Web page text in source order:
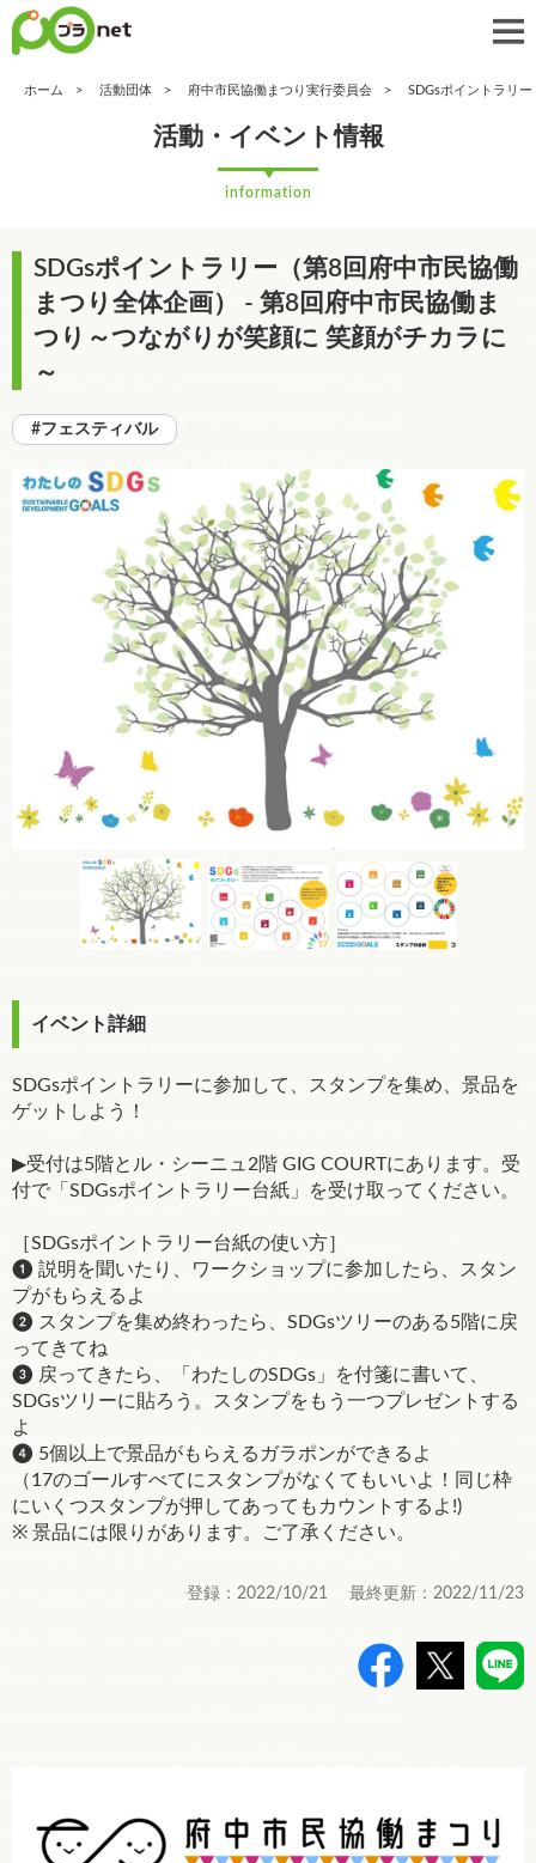
ホーム 活動団体 府中市民協働まつり実行委員会 SDGsポイントラリ
活動・イベント情報
information
SDGsポイントラリー（第8回府中市民協働
まつり全体企画） - 第8回府中市民協働ま
つり～つながりが笑顔に 笑顔がチカラに
～
#フェスティバル
イベント詳細
SDGsポイントラリーに参加して、スタンプを集め、景品を
ゲットしよう！
▶受付は5階とル・シーニュ2階 GIG COURTにあります。受
付で「SDGsポイントラリー台紙」を受け取ってください。
［SDGsポイントラリー台紙の使い方］
❶ 説明を聞いたり、ワークショップに参加したら、スタン
プがもらえるよ
❷ スタンプを集め終わったら、SDGsツリーのある5階に戻
ってきてね
❸ 戻ってきたら、「わたしのSDGs」を付箋に書いて、
SDGsツリーに貼ろう。スタンプをもう一つプレゼントする
よ
❹ 5個以上で景品がもらえるガラポンができるよ
（17のゴールすべてにスタンプがなくてもいいよ！同じ枠
にいくつスタンプが押してあってもカウントするよ!)
※ 景品には限りがあります。ご了承ください。
登録：2022/10/21 最終更新：2022/11/23